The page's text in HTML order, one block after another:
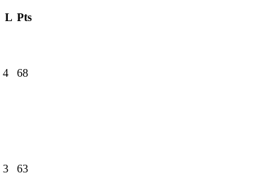
L Pts
4 68
3 63